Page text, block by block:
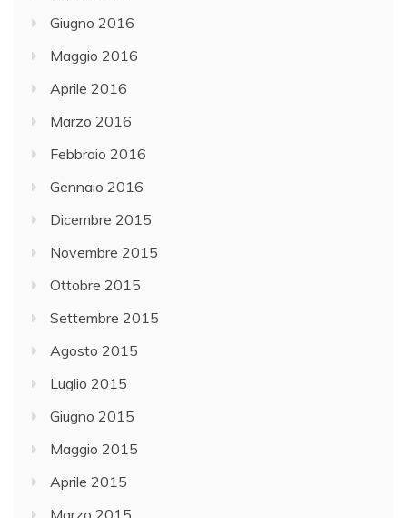
Giugno 2016
Maggio 2016
Aprile 2016
Marzo 2016
Febbraio 2016
Gennaio 2016
Dicembre 2015
Novembre 2015
Ottobre 2015
Settembre 2015
Agosto 2015
Luglio 2015
Giugno 2015
Maggio 2015
Aprile 2015
Marzo 2015